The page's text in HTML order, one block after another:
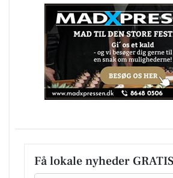
Få lokale nyheder GRATIS